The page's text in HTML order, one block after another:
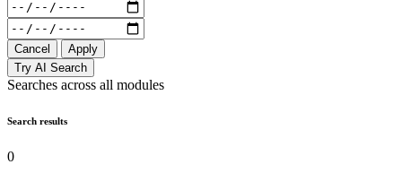
Cancel
Apply
Try AI Search
Searches across all modules
Search results
0